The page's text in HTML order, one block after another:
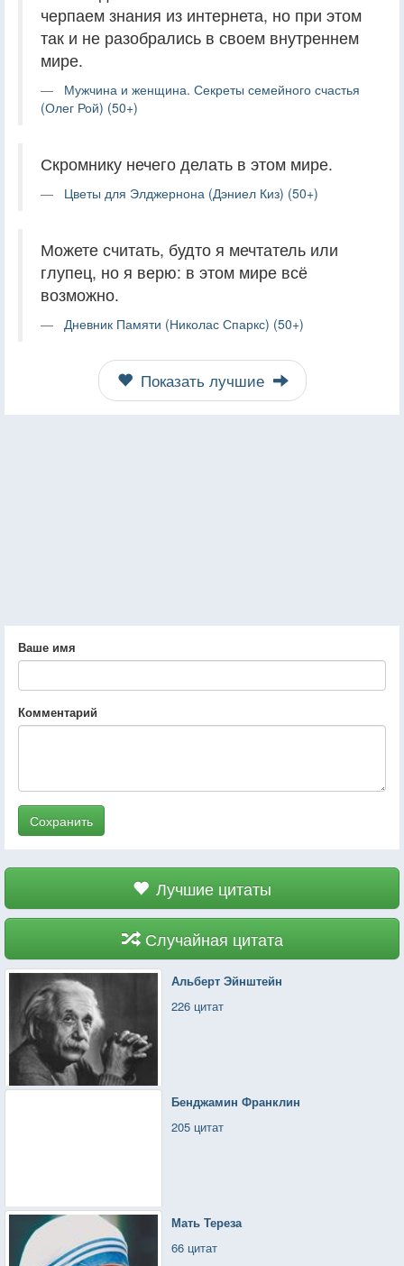
черпаем знания из интернета, но при этом
так и не разобрались в своем внутреннем
мире.
Мужчина и женщина. Секреты семейного счастья
(Олег Рой) (50+)
Скромнику нечего делать в этом мире.
Цветы для Элджернона (Дэниел Киз) (50+)
Можете считать, будто я мечтатель или
глупец, но я верю: в этом мире всё
возможно.
Дневник Памяти (Николас Спаркс) (50+)
Показать лучшие
Ваше имя
Комментарий
Сохранить
Лучшие цитаты
Случайная цитата
Альберт Эйнштейн
226 цитат
Бенджамин Франклин
205 цитат
Мать Тереза
66 цитат